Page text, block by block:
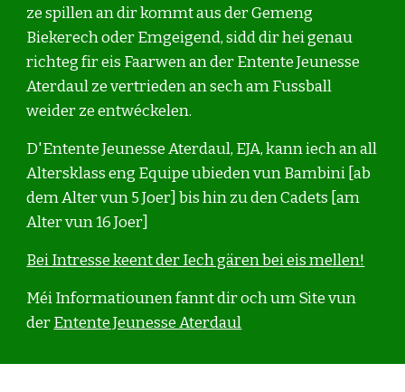
ze spillen an dir kommt aus der Gemeng
Biekerech oder Emgeigend, sidd dir hei genau
richteg fir eis Faarwen an der Entente Jeunesse
Aterdaul ze vertrieden an sech am Fussball
weider ze entwéckelen.
D'Entente Jeunesse Aterdaul, EJA, kann iech an all
Altersklass eng Equipe ubieden vun Bambini [ab
dem Alter vun 5 Joer] bis hin zu den Cadets [am
Alter vun 16 Joer]
Bei Intresse keent der Iech gären bei eis mellen!
Méi Informatiounen fannt dir och um Site vun
der Entente Jeunesse Aterdaul